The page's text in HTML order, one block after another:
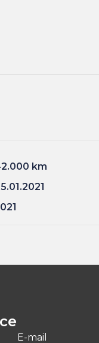
km
E-mail